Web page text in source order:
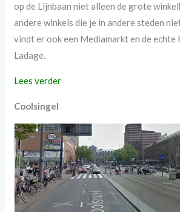
op de Lijnbaan niet alleen de grote
andere winkels die je in andere steden
vindt er ook een Mediamarkt en de echte
Ladage.
Lees verder
Coolsingel